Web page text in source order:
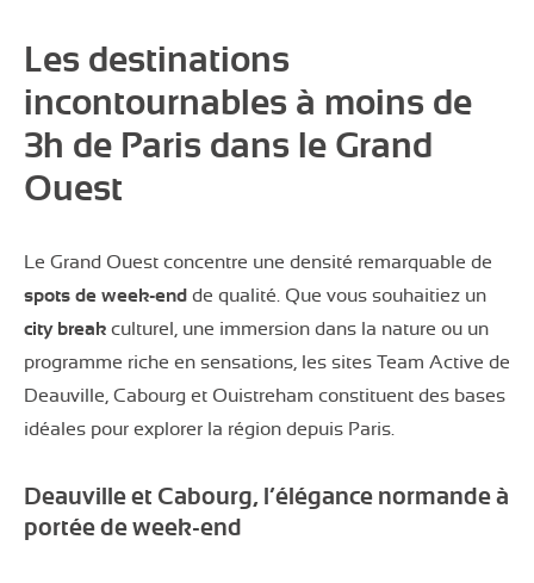
Les destinations
incontournables à moins de
3h de Paris dans le Grand
Ouest
Le Grand Ouest concentre une densité remarquable de
spots de week-end de qualité. Que vous souhaitiez un
city break culturel, une immersion dans la nature ou un
programme riche en sensations, les sites Team Active de
Deauville, Cabourg et Ouistreham constituent des bases
idéales pour explorer la région depuis Paris.
Deauville et Cabourg, l’élégance normande à
portée de week-end